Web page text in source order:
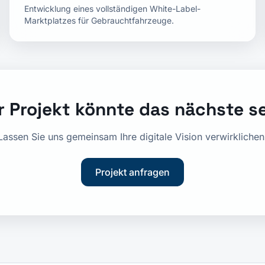
Entwicklung eines vollständigen White-Label-
Marktplatzes für Gebrauchtfahrzeuge.
Projekt könnte das nächste
Sie uns gemeinsam Ihre digitale Vision
Projekt anfragen